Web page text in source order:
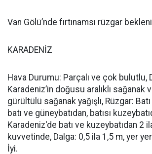
Van Gölü’nde fırtınamsı rüzgar
KARADENİZ
Hava Durumu: Parçalı ve çok bulutlu,
Karadeniz’in doğusu aralıklı sağanak
gürültülü sağanak yağışlı, Rüzgar:
batı ve güneybatıdan, batısı
Karadeniz'de batı ve kuzeybatıdan 2
kuvvetinde, Dalga: 0,5 ila 1,5 m, yer
İyi.